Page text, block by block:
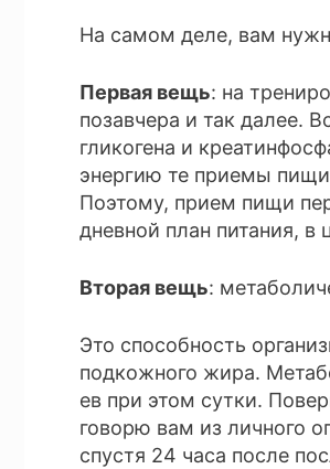
На самом деле, вам
Первая вещь: на
позавчера и так далее.
гликогена и
энергию те приемы
Поэтому, прием пищи
дневной план питания, в
Вторая вещь:
Это способность
подкожного жира.
ев при этом сутки.
говорю вам из личного
спустя 24 часа после